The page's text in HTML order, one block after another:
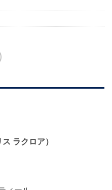
ラクロア）